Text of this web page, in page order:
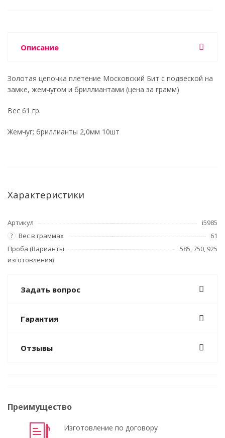
Описание
Золотая цепочка плетение Московский Бит с подвеской на
замке, жемчугом и бриллиантами (цена за грамм)
Вес 61 гр.
Жемчуг; бриллианты 2,0мм 10шт
Характеристики
Артикул i5985
? Вес в граммах
61
Проба (Варианты
изготовления)
585, 750, 925
Задать вопрос
Гарантия
Отзывы
Преимущество
Изготовление по договору